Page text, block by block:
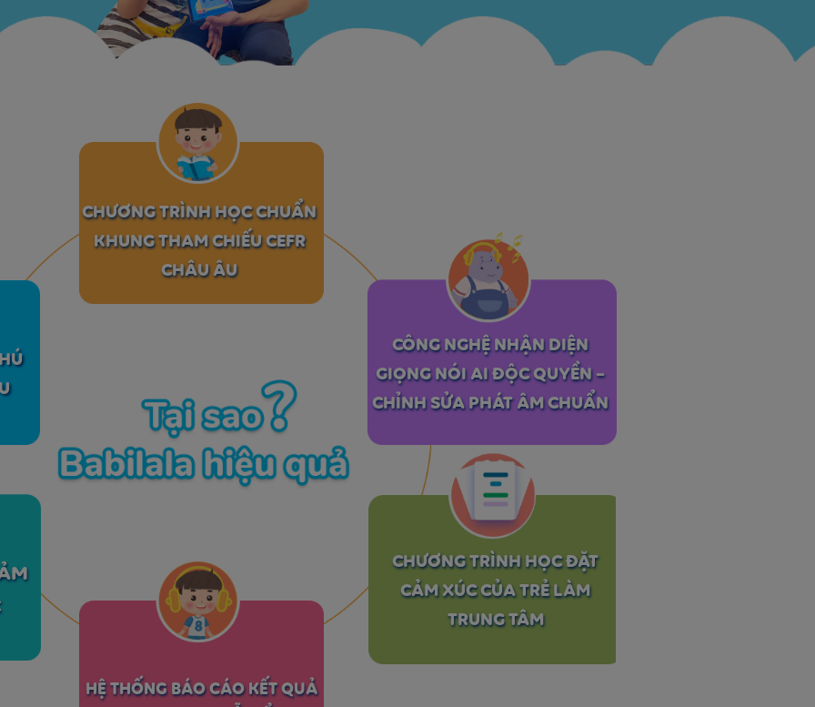
CHƯƠNG TRÌNH HỌC CHUẨN
KHUNG THAM CHIẾU CEFR
CHÂU ÂU
CÔNG NGHỆ NHẬN DIỆN
GIỌNG NÓI AI ĐỘC QUYỀN –
CHỈNH SỬA PHÁT ÂM CHUẨN
CHƯƠNG TRÌNH HỌC ĐẶT
CẢM XÚC CỦA TRẺ LÀM
TRUNG TÂM
HỆ THỐNG BÁO CÁO KẾT QUẢ